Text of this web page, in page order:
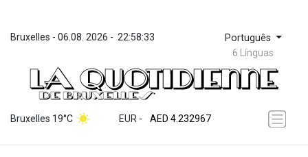
Bruxelles - 06.08. 2026 - 22:58:33 Português
6 Línguas
Bruxelles 19°C EUR -
ZWL 371.095165
AED 4.232967
AFN 75.479359